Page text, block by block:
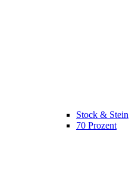
Stock & Stein
70 Prozent